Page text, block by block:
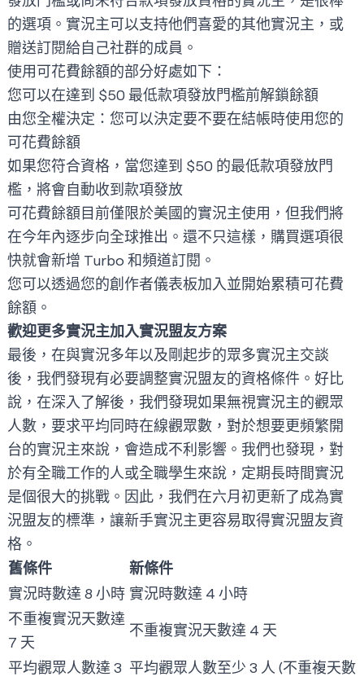
的選項。實況主可以支持他們喜愛的其他實況主，或
贈送訂閱給自己社群的成員。
使用可花費餘額的部分好處如下：
您可以在達到 $50 最低款項發放門檻前解鎖餘額
由您全權決定：您可以決定要不要在結帳時使用您的
可花費餘額
如果您符合資格，當您達到 $50 的最低款項發放門
檻，將會自動收到款項發放
可花費餘額目前僅限於美國的實況主使用，但我們將
在今年內逐步向全球推出。還不只這樣，購買選項很
快就會新增 Turbo 和頻道訂閱。
您可以透過您的創作者儀表板加入並開始累積可花費
餘額。
歡迎更多實況主加入實況盟友方案
最後，在與實況多年以及剛起步的眾多實況主交談
後，我們發現有必要調整實況盟友的資格條件。好比
說，在深入了解後，我們發現如果無視實況主的觀眾
人數，要求平均同時在線觀眾數，對於想要更頻繁開
台的實況主來說，會造成不利影響。我們也發現，對
於有全職工作的人或全職學生來說，定期長時間實況
是個很大的挑戰。因此，我們在六月初更新了成為實
況盟友的標準，讓新手實況主更容易取得實況盟友資
格。
舊條件
新條件
實況時數達 8 小時 實況時數達 4 小時
不重複實況天數達
7 天
不重複實況天數達 4 天
平均觀眾人數達 3 平均觀眾人數至少 3 人 (不重複天數